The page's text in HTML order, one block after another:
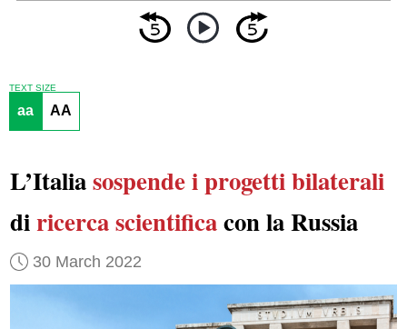
TEXT SIZE
aa AA
L’Italiasospendei progetti bilaterali
diricerca scientificacon la Russia
30 March 2022